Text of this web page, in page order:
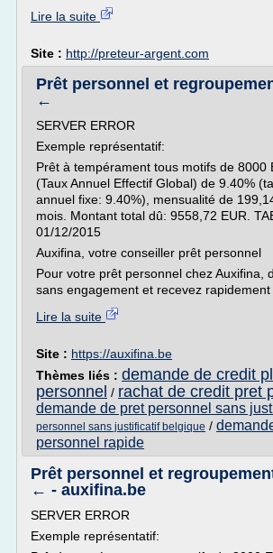
Lire la suite
Site : http://preteur-argent.com
Prêt personnel et
←
SERVER ERROR
Exemple représentatif:
Prêt à tempérament tous motifs de 8000
(Taux Annuel Effectif Global) de 9.40%
annuel fixe: 9.40%), mensualité de
mois. Montant total dû: 9558,72 EUR.
01/12/2015
Auxifina, votre conseiller prêt personnel
Pour votre prêt personnel chez Auxifina,
sans engagement et recevez rapidement
Lire la suite
Site : https://auxifina.be
Thèmes liés : demande de credit
personnel / rachat de credit pret
demande de pret personnel sans
personnel sans justificatif belgique /
personnel rapide
Prêt personnel et
← - auxifina.be
SERVER ERROR
Exemple représentatif: